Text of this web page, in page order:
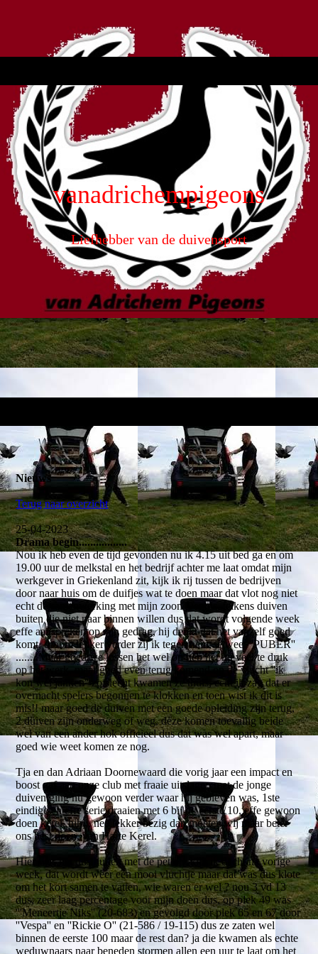
vanadrichempigeons
Liefhebber van de duivensport
Nieuws
Terug naar overzicht
25-04-2023
Drama begin.................
Nou ik heb even de tijd gevonden nu ik 4.15 uit bed ga en om
19.00 uur de melkstal en het bedrijf achter me laat omdat mijn
werkgever in Griekenland zit, kijk ik rij tussen de bedrijven
door naar huis om de duifjes wat te doen maar dat vlot nog niet
echt de samenwerking met mijn zoon Dennis, telkens duiven
buiten die niet naar binnen willen dus dat wordt volgende week
effe aanspreken op zijn gedrag, hij denkt dat het vanzelf goed
komt, droom lekker verder zij ik tegen hem, je weet ''PUBER''
........Maar goed we lossen het wel op heb het nu veel te druk
op het werk, maar goed even terug komend op de vlucht ''ik
kon wel janken'' zo slecht kwamen ze thuis, echt ik zag dat er
overnacht spelers begonnen te klokken en toen wist ik dit is
mis!! maar goed de duiven met een goede opleiding zijn terug,
2 duiven zijn onderweg of weg, deze komen toevallig beide
wel van een ander hok officieel dus dat was wel apart, maar
goed wie weet komen ze nog.
Tja en dan Adriaan Doornewaard die vorig jaar een impact en
boost gaf aan onze club met fraaie uitslagen met de jonge
duiven ging nu gewoon verder waar hij gebleven was, 1ste
eindige en effe serie draaien met 6 bij de eerste 10, effe gewoon
doen kerel, hihi , nee lekker bezig dan moeten wij maar beter
ons best doen, van Harte Kerel.
Hier was het dus huilen met de pet op, kijk ik dacht na vorige
week, dat wordt weer een mooi vluchtje maar dat was dus klote
om het kort samen te vatten, wie waren er wel ? nou 3 vd 13
dus, zeer laag percentage voor mijn doen dus, op plek 49 was
'''Meneertje Niks'' (20-683) en gevolgd door plek 65 en 67 door
''Vespa'' en ''Rickie O'' (21-586 / 19-115) dus ze zaten wel
binnen de eerste 100 maar de rest dan? ja die kwamen als echte
weduwnaars naar beneden stormen allen een uur te laat om het